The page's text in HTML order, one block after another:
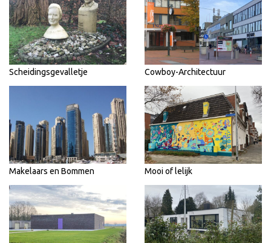
Scheidingsgevalletje Cowboy-Architectuur
Makelaars en Bommen Mooi of lelijk